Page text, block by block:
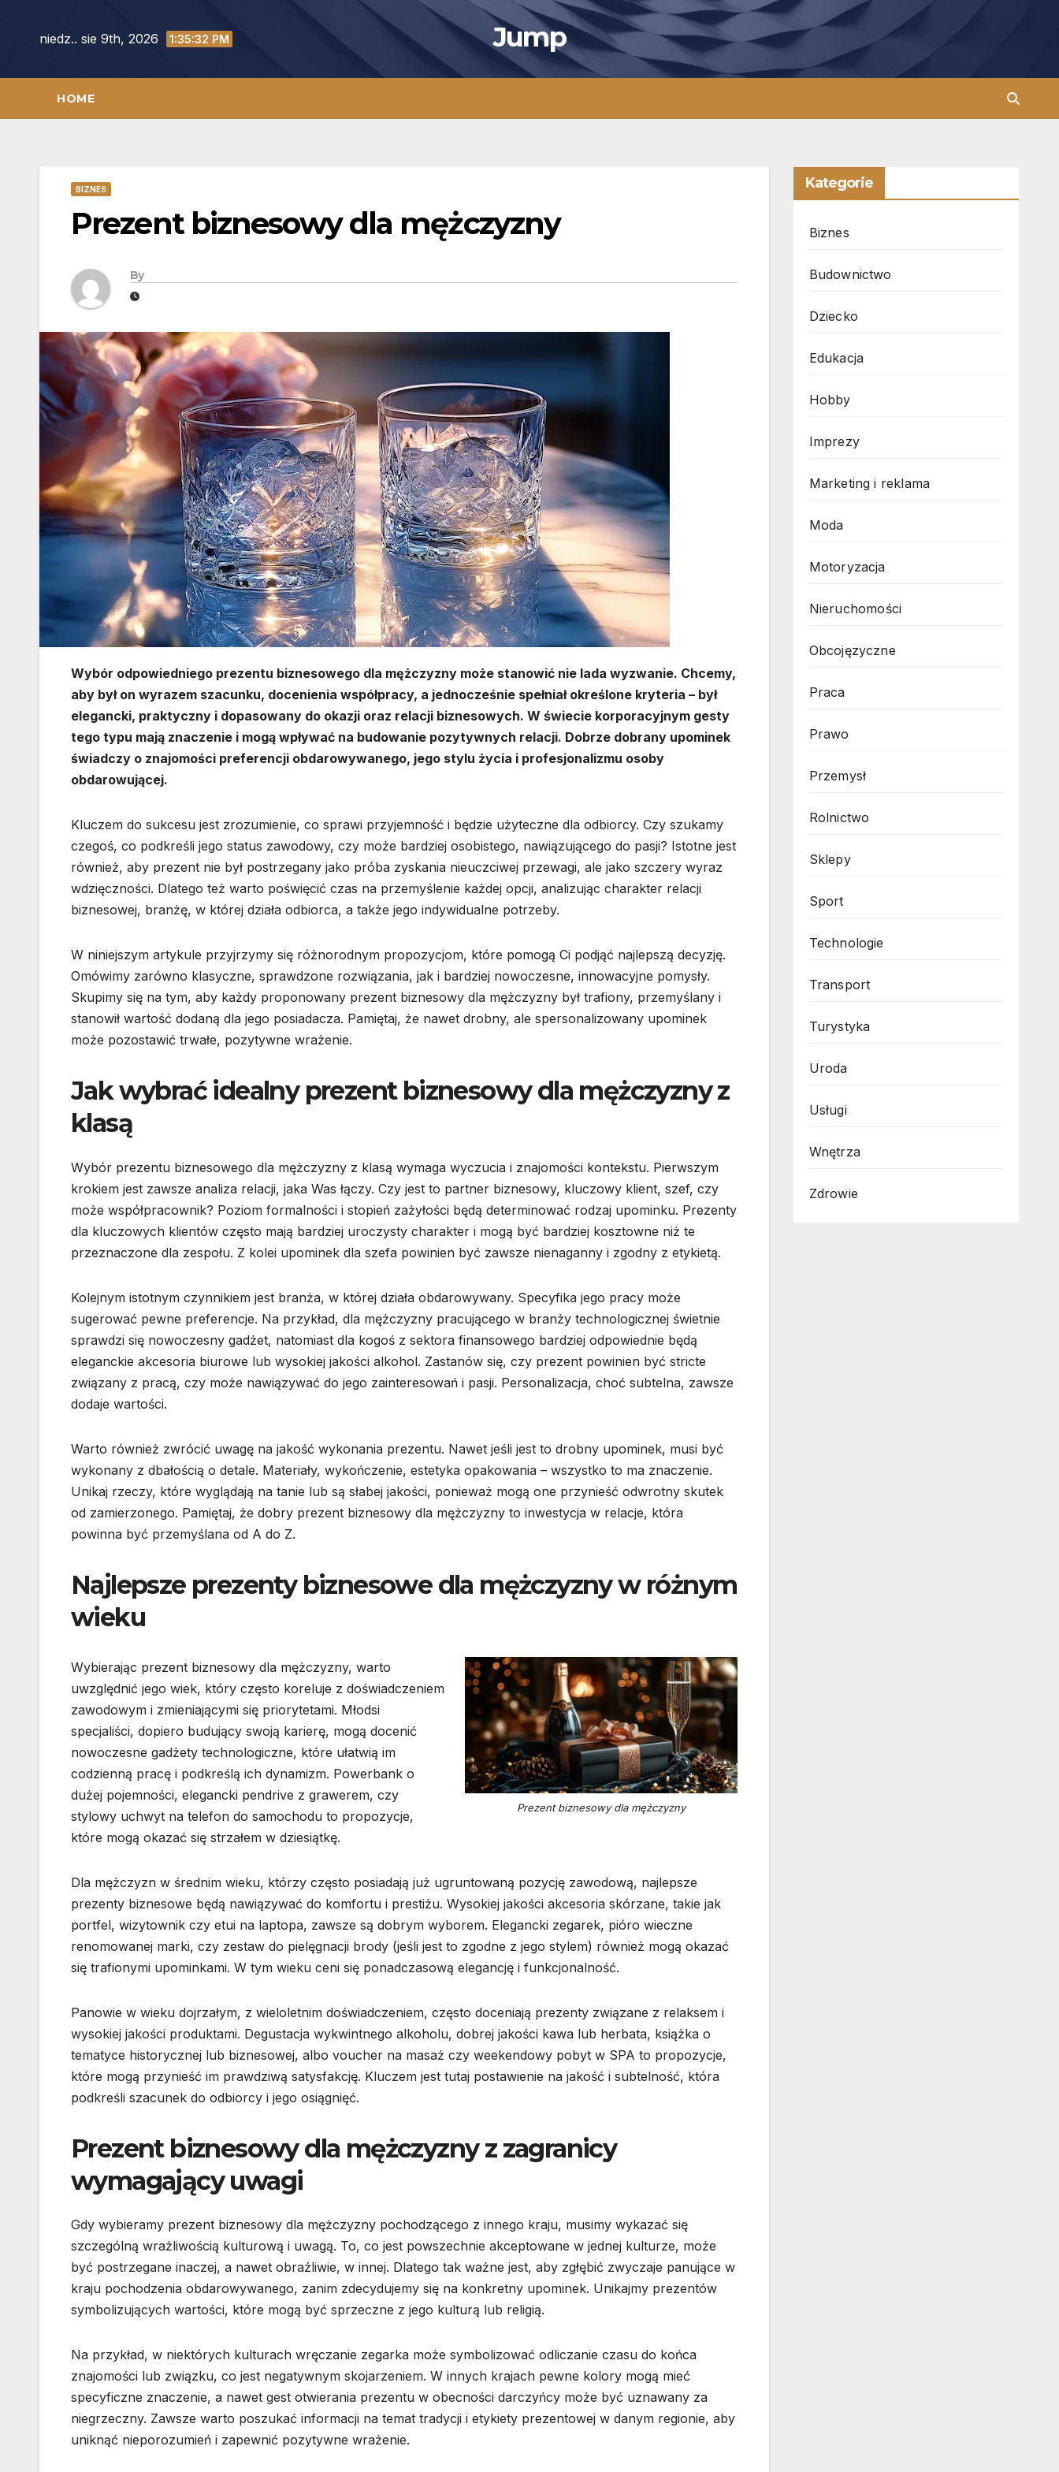
niedz.. sie 9th, 2026 1:35:33 PM Jump
HOME
BIZNES
Prezent biznesowy dla mężczyzny
By
Wybór odpowiedniego prezentu biznesowego dla mężczyzny może stanowić nie lada wyzwanie. Chcemy,
aby był on wyrazem szacunku, docenienia współpracy, a jednocześnie spełniał określone kryteria – był
elegancki, praktyczny i dopasowany do okazji oraz relacji biznesowych. W świecie korporacyjnym gesty
tego typu mają znaczenie i mogą wpływać na budowanie pozytywnych relacji. Dobrze dobrany upominek
świadczy o znajomości preferencji obdarowywanego, jego stylu życia i profesjonalizmu osoby
obdarowującej.
Kluczem do sukcesu jest zrozumienie, co sprawi przyjemność i będzie użyteczne dla odbiorcy. Czy szukamy
czegoś, co podkreśli jego status zawodowy, czy może bardziej osobistego, nawiązującego do pasji? Istotne jest
również, aby prezent nie był postrzegany jako próba zyskania nieuczciwej przewagi, ale jako szczery wyraz
wdzięczności. Dlatego też warto poświęcić czas na przemyślenie każdej opcji, analizując charakter relacji
biznesowej, branżę, w której działa odbiorca, a także jego indywidualne potrzeby.
W niniejszym artykule przyjrzymy się różnorodnym propozycjom, które pomogą Ci podjąć najlepszą decyzję.
Omówimy zarówno klasyczne, sprawdzone rozwiązania, jak i bardziej nowoczesne, innowacyjne pomysły.
Skupimy się na tym, aby każdy proponowany prezent biznesowy dla mężczyzny był trafiony, przemyślany i
stanowił wartość dodaną dla jego posiadacza. Pamiętaj, że nawet drobny, ale spersonalizowany upominek
może pozostawić trwałe, pozytywne wrażenie.
Jak wybrać idealny prezent biznesowy dla mężczyzny z
klasą
Wybór prezentu biznesowego dla mężczyzny z klasą wymaga wyczucia i znajomości kontekstu. Pierwszym
krokiem jest zawsze analiza relacji, jaka Was łączy. Czy jest to partner biznesowy, kluczowy klient, szef, czy
może współpracownik? Poziom formalności i stopień zażyłości będą determinować rodzaj upominku. Prezenty
dla kluczowych klientów często mają bardziej uroczysty charakter i mogą być bardziej kosztowne niż te
przeznaczone dla zespołu. Z kolei upominek dla szefa powinien być zawsze nienaganny i zgodny z etykietą.
Kolejnym istotnym czynnikiem jest branża, w której działa obdarowywany. Specyfika jego pracy może
sugerować pewne preferencje. Na przykład, dla mężczyzny pracującego w branży technologicznej świetnie
sprawdzi się nowoczesny gadżet, natomiast dla kogoś z sektora finansowego bardziej odpowiednie będą
eleganckie akcesoria biurowe lub wysokiej jakości alkohol. Zastanów się, czy prezent powinien być stricte
związany z pracą, czy może nawiązywać do jego zainteresowań i pasji. Personalizacja, choć subtelna, zawsze
dodaje wartości.
Warto również zwrócić uwagę na jakość wykonania prezentu. Nawet jeśli jest to drobny upominek, musi być
wykonany z dbałością o detale. Materiały, wykończenie, estetyka opakowania – wszystko to ma znaczenie.
Unikaj rzeczy, które wyglądają na tanie lub są słabej jakości, ponieważ mogą one przynieść odwrotny skutek
od zamierzonego. Pamiętaj, że dobry prezent biznesowy dla mężczyzny to inwestycja w relacje, która
powinna być przemyślana od A do Z.
Najlepsze prezenty biznesowe dla mężczyzny w różnym
wieku
Prezent biznesowy dla mężczyzny
Wybierając prezent biznesowy dla mężczyzny, warto
uwzględnić jego wiek, który często koreluje z doświadczeniem
zawodowym i zmieniającymi się priorytetami. Młodsi
specjaliści, dopiero budujący swoją karierę, mogą docenić
nowoczesne gadżety technologiczne, które ułatwią im
codzienną pracę i podkreślą ich dynamizm. Powerbank o
dużej pojemności, elegancki pendrive z grawerem, czy
stylowy uchwyt na telefon do samochodu to propozycje,
które mogą okazać się strzałem w dziesiątkę.
Dla mężczyzn w średnim wieku, którzy często posiadają już ugruntowaną pozycję zawodową, najlepsze
prezenty biznesowe będą nawiązywać do komfortu i prestiżu. Wysokiej jakości akcesoria skórzane, takie jak
portfel, wizytownik czy etui na laptopa, zawsze są dobrym wyborem. Elegancki zegarek, pióro wieczne
renomowanej marki, czy zestaw do pielęgnacji brody (jeśli jest to zgodne z jego stylem) również mogą okazać
się trafionymi upominkami. W tym wieku ceni się ponadczasową elegancję i funkcjonalność.
Panowie w wieku dojrzałym, z wieloletnim doświadczeniem, często doceniają prezenty związane z relaksem i
wysokiej jakości produktami. Degustacja wykwintnego alkoholu, dobrej jakości kawa lub herbata, książka o
tematyce historycznej lub biznesowej, albo voucher na masaż czy weekendowy pobyt w SPA to propozycje,
które mogą przynieść im prawdziwą satysfakcję. Kluczem jest tutaj postawienie na jakość i subtelność, która
podkreśli szacunek do odbiorcy i jego osiągnięć.
Prezent biznesowy dla mężczyzny z zagranicy
wymagający uwagi
Gdy wybieramy prezent biznesowy dla mężczyzny pochodzącego z innego kraju, musimy wykazać się
szczególną wrażliwością kulturową i uwagą. To, co jest powszechnie akceptowane w jednej kulturze, może
być postrzegane inaczej, a nawet obraźliwie, w innej. Dlatego tak ważne jest, aby zgłębić zwyczaje panujące w
kraju pochodzenia obdarowywanego, zanim zdecydujemy się na konkretny upominek. Unikajmy prezentów
symbolizujących wartości, które mogą być sprzeczne z jego kulturą lub religią.
Na przykład, w niektórych kulturach wręczanie zegarka może symbolizować odliczanie czasu do końca
znajomości lub związku, co jest negatywnym skojarzeniem. W innych krajach pewne kolory mogą mieć
specyficzne znaczenie, a nawet gest otwierania prezentu w obecności darczyńcy może być uznawany za
niegrzeczny. Zawsze warto poszukać informacji na temat tradycji i etykiety prezentowej w danym regionie, aby
uniknąć nieporozumień i zapewnić pozytywne wrażenie.
Kategorie
Biznes
Budownictwo
Dziecko
Edukacja
Hobby
Imprezy
Marketing i reklama
Moda
Motoryzacja
Nieruchomości
Obcojęzyczne
Praca
Prawo
Przemysł
Rolnictwo
Sklepy
Sport
Technologie
Transport
Turystyka
Uroda
Usługi
Wnętrza
Zdrowie